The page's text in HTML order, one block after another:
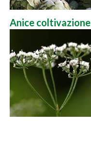
Anice coltivazione